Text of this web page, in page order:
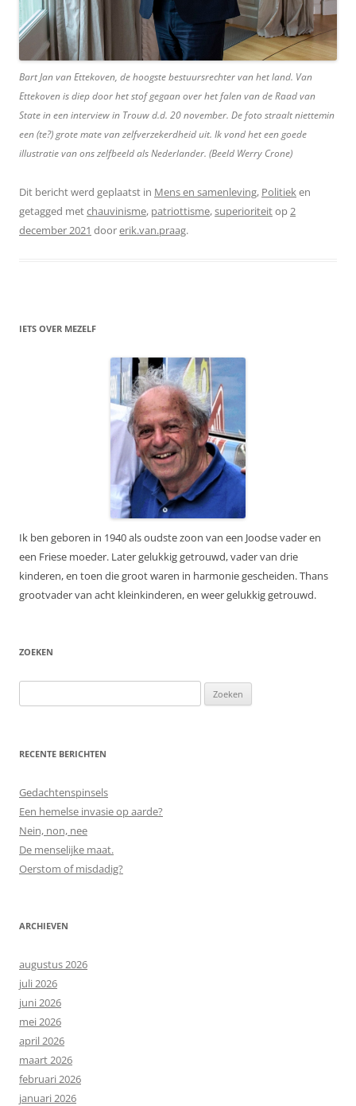
Bart Jan van Ettekoven, de hoogste bestuursrechter van het land. Van
Ettekoven is diep door het stof gegaan over het falen van de Raad van
State in een interview in Trouw d.d. 20 november. De foto straalt niettemin
een (te?) grote mate van zelfverzekerdheid uit. Ik vond het een goede
illustratie van ons zelfbeeld als Nederlander. (Beeld Werry Crone)
Dit bericht werd geplaatst in Mens en samenleving, Politieken
getagged metchauvinisme, patriottisme,superioriteitop2
december 2021 doorerik.van.praag.
IETS OVER MEZELF
Ik ben geboren in 1940 als oudste zoon van een Joodse vader en
een Friese moeder. Later gelukkig getrouwd, vader van drie
kinderen, en toen die groot waren in harmonie gescheiden. Thans
grootvader van acht kleinkinderen, en weer gelukkig getrouwd.
ZOEKEN
naar:
RECENTE BERICHTEN
Gedachtenspinsels
Een hemelse invasie op aarde?
Nein, non, nee
De menselijke maat.
Oerstom of misdadig?
ARCHIEVEN
augustus 2026
juli 2026
juni 2026
mei 2026
april 2026
maart 2026
februari 2026
januari 2026